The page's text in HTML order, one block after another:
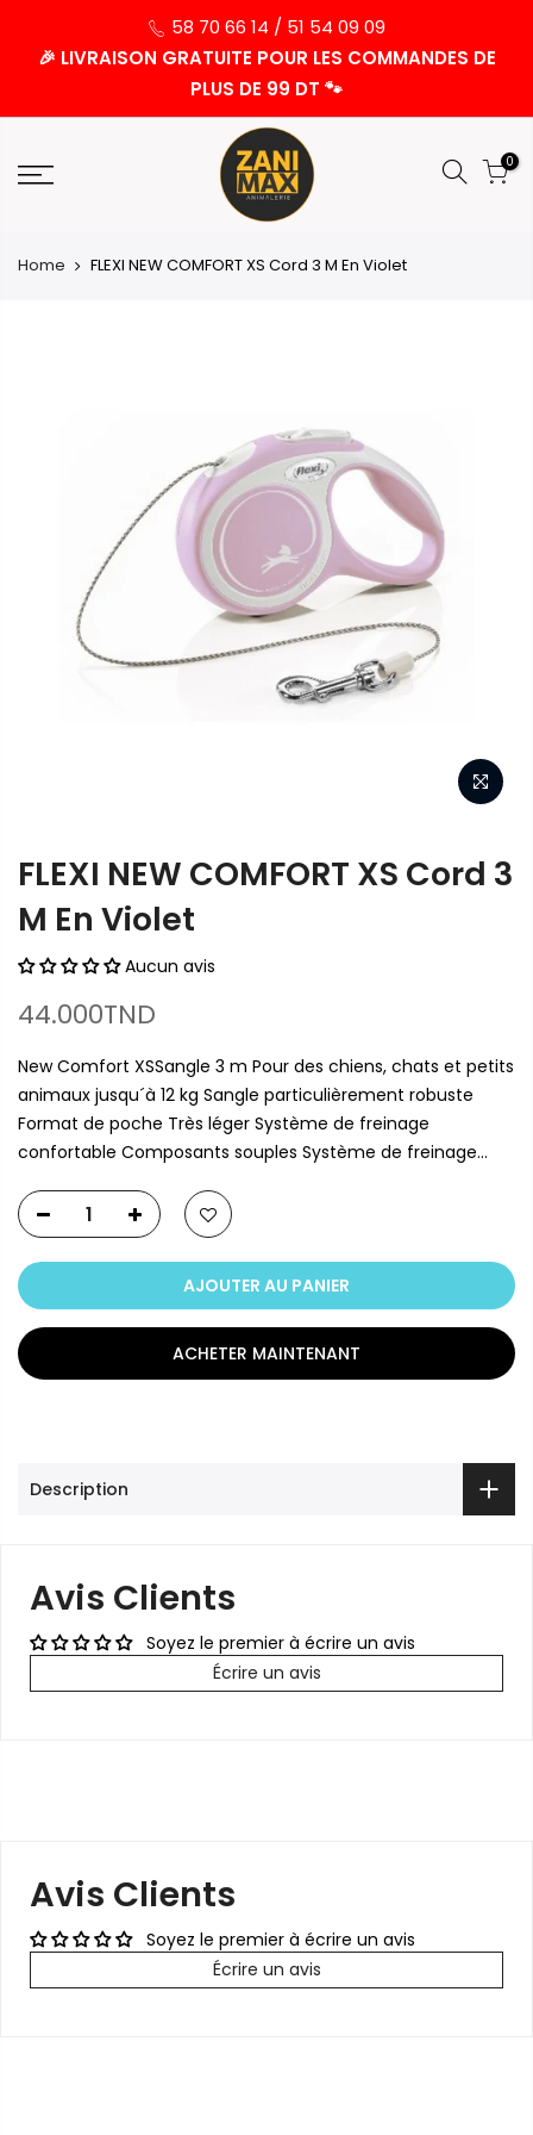
58 70 66 14 / 51 54 09 09
🎉 LIVRAISON GRATUITE POUR LES COMMANDES DE
PLUS DE 99 DT 🐾
0
Home FLEXI NEW COMFORT XS Cord 3 M En Violet
FLEXI NEW COMFORT XS Cord 3
M En Violet
Aucun avis
44.000TND
New Comfort XSSangle 3 m Pour des chiens, chats et petits
animaux jusqu´à 12 kg Sangle particulièrement robuste
Format de poche Très léger Système de freinage
confortable Composants souples Système de freinage...
AJOUTER AU PANIER
ACHETER MAINTENANT
Description
Avis Clients
Soyez le premier à écrire un avis
Écrire un avis
Avis Clients
Soyez le premier à écrire un avis
Écrire un avis